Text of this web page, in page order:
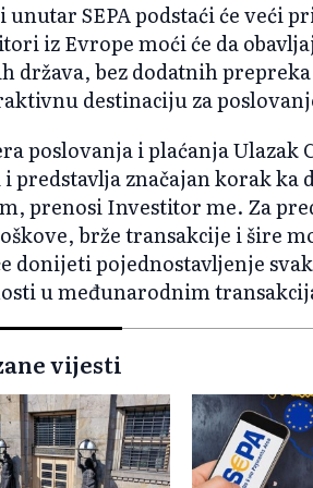
unutar SEPA podstaći će veći
iz Evrope moći će da
država, bez dodatnih
destinaciju za
poslovanja i plaćanja Ulazak
predstavlja značajan korak ka
prenosi Investitor me. Za
brže transakcije i šire
donijeti pojednostavljenje
u međunarodnim
vijesti